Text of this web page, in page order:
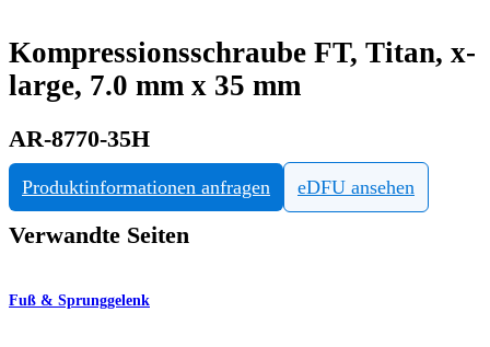
Kompressionsschraube FT, Titan, x-
large, 7.0 mm x 35 mm
AR-8770-35H
Produktinformationen anfragen eDFU ansehen
Verwandte Seiten
Fuß & Sprunggelenk